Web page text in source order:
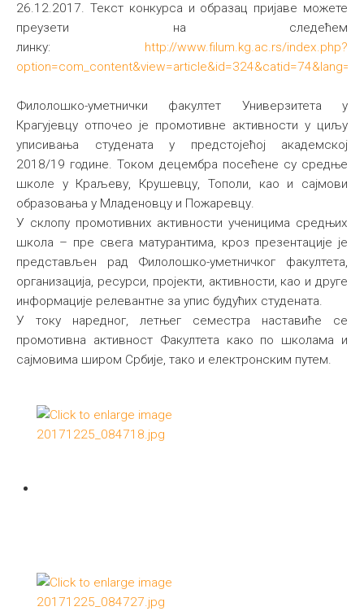
26.12.2017. Текст конкурса и образац пријаве можете
преузети на следећем
линку: http://www.filum.kg.ac.rs/index.php?
Филолошко-уметнички факултет Универзитета у
Крагујевцу отпочео је промотивне активности у циљу
уписивања студената у предстојећој академској
2018/19 године. Током децембра посећене су средње
школе у Краљеву, Крушевцу, Тополи, као и сајмови
образовања у Младеновцу и Пожаревцу.
У склопу промотивних активности ученицима средњих
школа – пре свега матурантима, кроз презентације је
представљен рад Филолошко-уметничког факултета,
организација, ресурси, пројекти, активности, као и друге
информације релевантне за упис будућих студената.
У току наредног, летњег семестра наставиће се
промотивна активност Факултета како по школама и
сајмовима широм Србије, тако и електронским путем.